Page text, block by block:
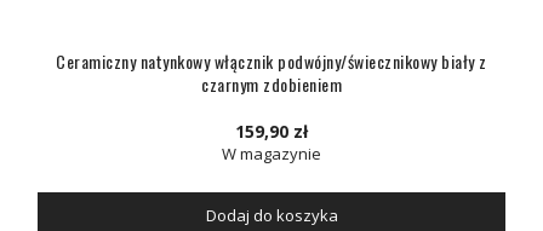
Ceramiczny natynkowy włącznik podwójny/świecznikowy biały z
czarnym zdobieniem
159,90 zł
W magazynie
Dodaj do koszyka